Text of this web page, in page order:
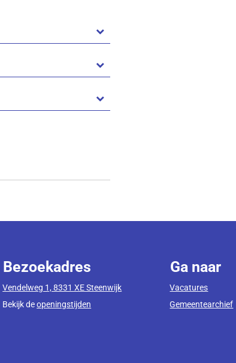
Bezoekadres
Vendelweg 1, 8331 XE Steenwijk
Bekijk deopeningstijden
Ga naar
Vacatures
Gemeentearchief